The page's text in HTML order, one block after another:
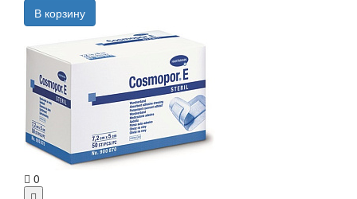
В корзину
0